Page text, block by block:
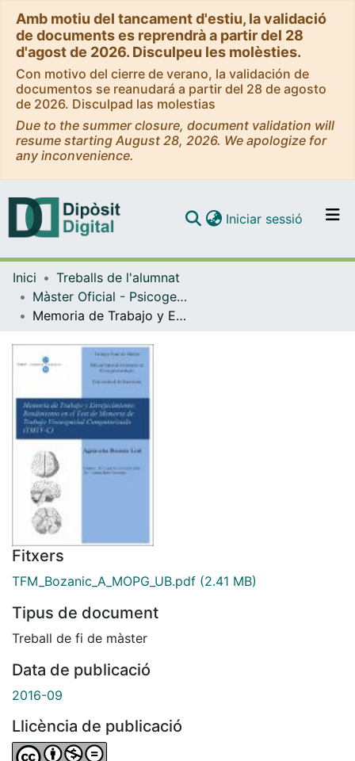
Amb motiu del tancament d'estiu, la validació
de documents es reprendrà a partir del 28
d'agost de 2026. Disculpeu les molèsties.
Con motivo del cierre de verano, la validación de
documentos se reanudará a partir del 28 de agosto
de 2026. Disculpad las molestias
Due to the summer closure, document validation will
resume starting August 28, 2026. We apologize for
any inconvenience.
Navega per tot el DD
Com publicar
Iniciar sessió (current)
Inici
Treballs de l'alumnat
Màster Oficial - Psicogerontologia
Memoria de Trabajo y Envejecimiento: Rendimiento en el Test de Memoria de Trabajo Visoespacial Computarizado (TMTV-C)
Fitxers
TFM_Bozanic_A_MOPG_UB.pdf (2.41 MB)
Tipus de document
Treball de fi de màster
Data de publicació
2016-09
Llicència de publicació